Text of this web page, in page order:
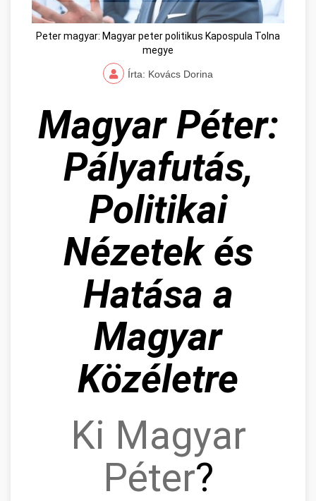
Peter magyar: Magyar peter politikus Kapospula Tolna
megye
Írta: Kovács Dorina
Magyar Péter:
Pályafutás,
Politikai
Nézetek és
Hatása a
Magyar
Közéletre
Ki Magyar
Péter?